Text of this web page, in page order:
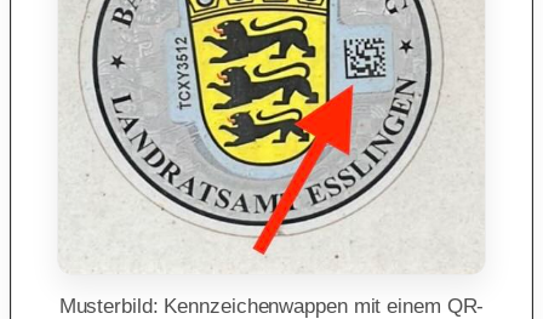
Musterbild: Kennzeichenwappen mit einem QR-